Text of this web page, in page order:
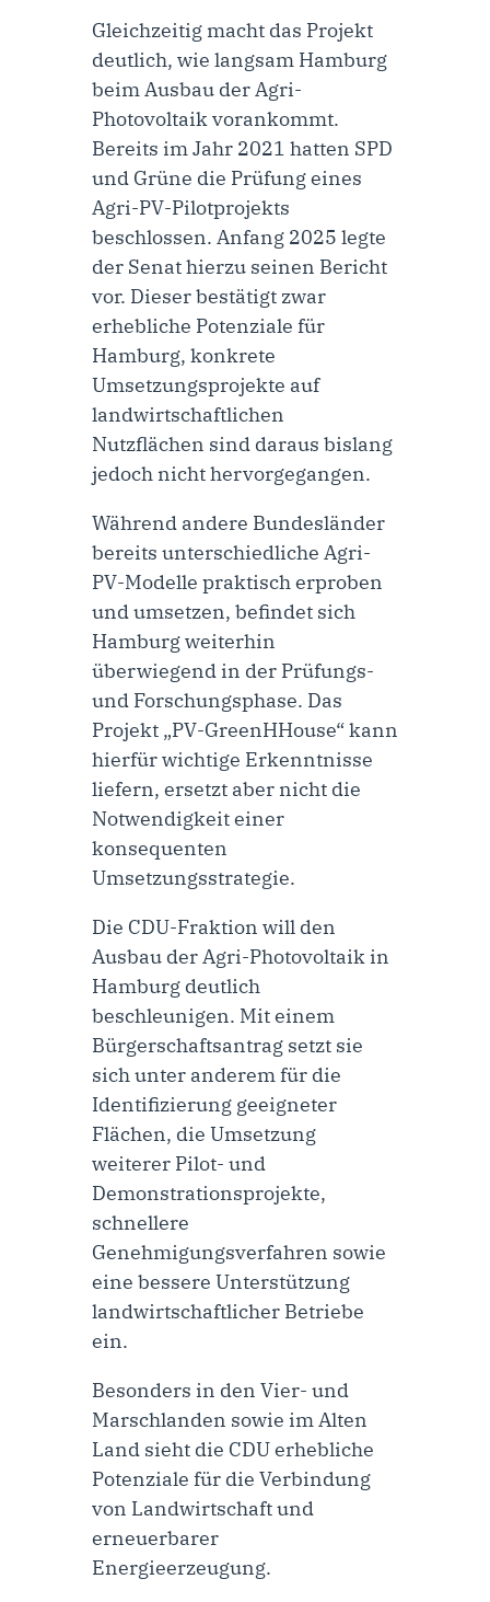
Gleichzeitig macht das Projekt
deutlich, wie langsam Hamburg
beim Ausbau der Agri-
Photovoltaik vorankommt.
Bereits im Jahr 2021 hatten SPD
und Grüne die Prüfung eines
Agri-PV-Pilotprojekts
beschlossen. Anfang 2025 legte
der Senat hierzu seinen Bericht
vor. Dieser bestätigt zwar
erhebliche Potenziale für
Hamburg, konkrete
Umsetzungsprojekte auf
landwirtschaftlichen
Nutzflächen sind daraus bislang
jedoch nicht hervorgegangen.
Während andere Bundesländer
bereits unterschiedliche Agri-
PV-Modelle praktisch erproben
und umsetzen, befindet sich
Hamburg weiterhin
überwiegend in der Prüfungs-
und Forschungsphase. Das
Projekt „PV-GreenHHouse“ kann
hierfür wichtige Erkenntnisse
liefern, ersetzt aber nicht die
Notwendigkeit einer
konsequenten
Umsetzungsstrategie.
Die CDU-Fraktion will den
Ausbau der Agri-Photovoltaik in
Hamburg deutlich
beschleunigen. Mit einem
Bürgerschaftsantrag setzt sie
sich unter anderem für die
Identifizierung geeigneter
Flächen, die Umsetzung
weiterer Pilot- und
Demonstrationsprojekte,
schnellere
Genehmigungsverfahren sowie
eine bessere Unterstützung
landwirtschaftlicher Betriebe
ein.
Besonders in den Vier- und
Marschlanden sowie im Alten
Land sieht die CDU erhebliche
Potenziale für die Verbindung
von Landwirtschaft und
erneuerbarer
Energieerzeugung.